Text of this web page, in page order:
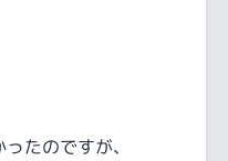
たのですが、